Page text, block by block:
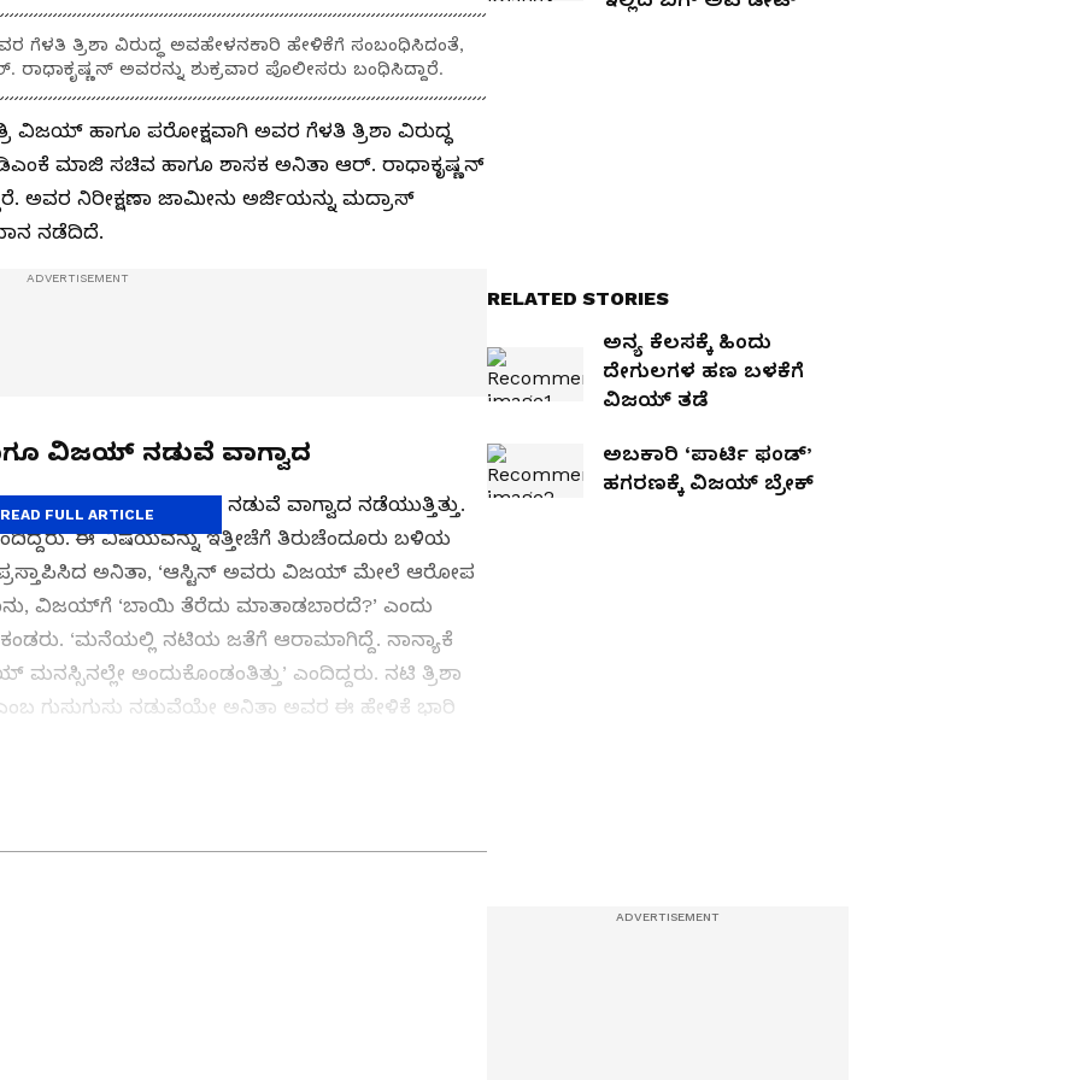
ತ್ರಿಶಾ ವಿರುದ್ಧ ಅವಹೇಳನಕಾರಿ ಹೇಳಿಕೆಗೆ ಸಂಬಂಧಿಸಿದಂತೆ,
ಅವರನ್ನು ಶುಕ್ರವಾರ ಪೊಲೀಸರು ಬಂಧಿಸಿದ್ದಾರೆ.
ವಿಜಯ್ ಹಾಗೂ ಪರೋಕ್ಷವಾಗಿ ಅವರ ಗೆಳತಿ ತ್ರಿಶಾ ವಿರುದ್ಧ
ಮಾಜಿ ಸಚಿವ ಹಾಗೂ ಶಾಸಕ ಅನಿತಾ ಆರ್. ರಾಧಾಕೃಷ್ಣನ್
ಅವರ ನಿರೀಕ್ಷಣಾ ಜಾಮೀನು ಅರ್ಜಿಯನ್ನು ಮದ್ರಾಸ್
ನಡೆದಿದೆ.
ವಿಜಯ್‌ ನಡುವೆ ವಾಗ್ವಾದ
ಆಸ್ಟಿನ್‌ ಹಾಗೂ ವಿಜಯ್‌ ನಡುವೆ ವಾಗ್ವಾದ ನಡೆಯುತ್ತಿತ್ತು.
ಈ ವಿಷಯವನ್ನು ಇತ್ತೀಚೆಗೆ ತಿರುಚೆಂದೂರು ಬಳಿಯ
ಅನಿತಾ, ‘ಆಸ್ಟಿನ್‌ ಅವರು ವಿಜಯ್‌ ಮೇಲೆ ಆರೋಪ
ವಿಜಯ್‌ಗೆ ‘ಬಾಯಿ ತೆರೆದು ಮಾತಾಡಬಾರದೆ?’ ಎಂದು
‘ಮನೆಯಲ್ಲಿ ನಟಿಯ ಜತೆಗೆ ಆರಾಮಾಗಿದ್ದೆ. ನಾನ್ಯಾಕೆ
ಅಂದುಕೊಂಡಂತಿತ್ತು’ ಎಂದಿದ್ದರು. ನಟಿ ತ್ರಿಶಾ
ಗುಸುಗುಸು ನಡುವೆಯೇ ಅನಿತಾ ಅವರ ಈ ಹೇಳಿಕೆ ಭಾರಿ
ಮಾಜಿ ಸಿಎಂ ಎಂ.ಕೆ. ಸ್ಟಾಲಿನ್‌ ಖಂಡಿಸಿದ್ದು, ‘ಮಹಿಳೆಯರ ಮೇಲಿನ
READ FULL ARTICLE
news (ರಾಷ್ಟ್ರೀಯ ಸುದ್ಧಿ) – national politics,
RELATED STORIES
ಅನ್ಯ ಕೆಲಸಕ್ಕೆ ಹಿಂದು
ದೇಗುಲಗಳ ಹಣ ಬಳಕೆಗೆ
ವಿಜಯ್‌ ತಡೆ
ಅಬಕಾರಿ ‘ಪಾರ್ಟಿ ಫಂಡ್‌’
ಹಗರಣಕ್ಕೆ ವಿಜಯ್‌ ಬ್ರೇಕ್‌